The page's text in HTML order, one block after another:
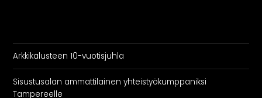
Arkkikalusteen 10-vuotisjuhla
Sisustusalan ammattilainen yhteistyökumppaniksi
Tampereelle